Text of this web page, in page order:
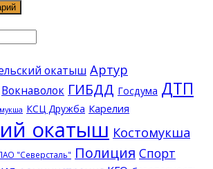
окатыш Артур
Вокнаволок ГИБДД Госдума ДТП
КСЦ Дружба Карелия
окатыш Костомукша
"Северсталь" Полиция Спорт